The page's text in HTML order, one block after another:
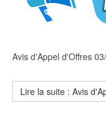
Avis d'Appel d'Offres
Lire la suite : Avis